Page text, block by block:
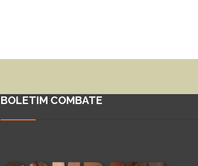
BOLETIM COMBATE